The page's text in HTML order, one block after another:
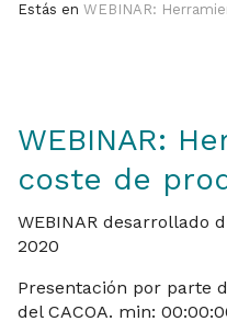
Estás en WEBINAR:
WEBINAR:
coste de
WEBINAR desarrollado
2020
Presentación por parte
del CACOA. min: